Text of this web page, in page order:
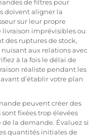
de filtres pour
doivent aligner la
sur leur propre
imprévisibles ou
des ruptures de stock,
aux relations avec
à la fois le délai de
réaliste pendant les
d’établir votre plan
peuvent créer des
fixées trop élevées
la demande. Évaluez si
quantités initiales de